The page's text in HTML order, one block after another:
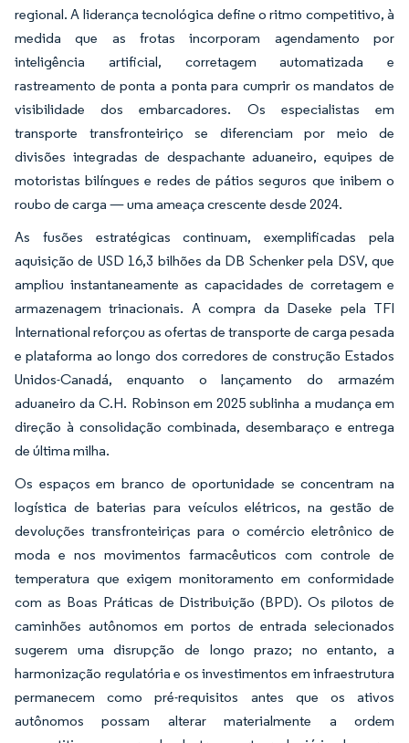
regional. A liderança tecnológica define o ritmo competitivo, à
medida que as frotas incorporam agendamento por
inteligência artificial, corretagem automatizada e
rastreamento de ponta a ponta para cumprir os mandatos de
visibilidade dos embarcadores. Os especialistas em
transporte transfronteiriço se diferenciam por meio de
divisões integradas de despachante aduaneiro, equipes de
motoristas bilíngues e redes de pátios seguros que inibem o
roubo de carga — uma ameaça crescente desde 2024.
As fusões estratégicas continuam, exemplificadas pela
aquisição de USD 16,3 bilhões da DB Schenker pela DSV, que
ampliou instantaneamente as capacidades de corretagem e
armazenagem trinacionais. A compra da Daseke pela TFI
International reforçou as ofertas de transporte de carga pesada
e plataforma ao longo dos corredores de construção Estados
Unidos-Canadá, enquanto o lançamento do armazém
aduaneiro da C.H. Robinson em 2025 sublinha a mudança em
direção à consolidação combinada, desembaraço e entrega
de última milha.
Os espaços em branco de oportunidade se concentram na
logística de baterias para veículos elétricos, na gestão de
devoluções transfronteiriças para o comércio eletrônico de
moda e nos movimentos farmacêuticos com controle de
temperatura que exigem monitoramento em conformidade
com as Boas Práticas de Distribuição (BPD). Os pilotos de
caminhões autônomos em portos de entrada selecionados
sugerem uma disrupção de longo prazo; no entanto, a
harmonização regulatória e os investimentos em infraestrutura
permanecem como pré-requisitos antes que os ativos
autônomos possam alterar materialmente a ordem